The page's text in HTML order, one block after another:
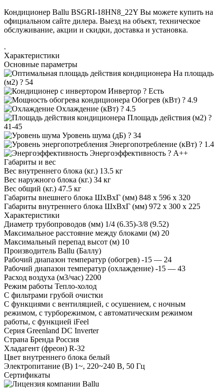
Кондиционер Ballu BSGRI-18HN8_22Y Вы можете купить на
официальном сайте дилера. Выезд на объект, техническое
обслуживание, акции и скидки, доставка и установка.
.
Характеристики
Основные параметры
На площадь
(м2) ? 54
Инвертор ? Есть
Обогрев (кВт) ? 4.9
Охлаждение (кВт) ? 4.5
Площадь действия (м2) ?
41-45
Уровень шума (дБ) ? 34
Энергопотребление (кВт) ? 1.4
Энергоэффективность ? A++
Габариты и вес
Вес внутреннего блока (кг.) 13.5 кг
Вес наружного блока (кг.) 34 кг
Вес общий (кг.) 47.5 кг
Габариты внешнего блока ШхВхГ (мм) 848 x 596 x 320
Габариты внутреннего блока ШхВхГ (мм) 972 x 300 x 225
Характеристики
Диаметр трубопроводов (мм) 1/4 (6.35)-3/8 (9.52)
Максимальное расстояние между блоками (м) 20
Максимальный перепад высот (м) 10
Производитель Ballu (Баллу)
Рабочий диапазон температур (обогрев) -15 — 24
Рабочий диапазон температур (охлаждение) -15 — 43
Расход воздуха (м3/час) 2200
Режим работы Тепло-холод
С фильтрами грубой очистки
С функциями с вентиляцией, с осушением, с ночным
режимом, с турборежимом, с автоматическим режимом
работы, с функцией iFeel
Серия Greenland DC Inverter
Страна Бренда Россия
Хладагент (фреон) R-32
Цвет внутреннего блока белый
Электропитание (В) 1~, 220~240 В, 50 Гц
Сертификаты